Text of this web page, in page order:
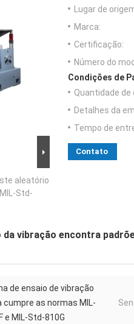
aleatório
Std-
Lugar de
Marca:
Certificação:
Número do
Condições de
Quantidade de
Detalhes da
Tempo de
Contato
vibração encontra
de ensaio de vibração
cumpre as normas MIL-
e MIL-Std-810G